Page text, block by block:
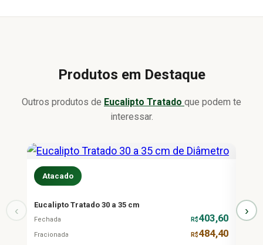
Produtos em Destaque
Outros produtos de Eucalipto Tratado que podem te
interessar.
‹
Atacado
Eucalipto Tratado 30 a 35 cm
Fechada R$403,60
Fracionada R$484,40
Preço
›